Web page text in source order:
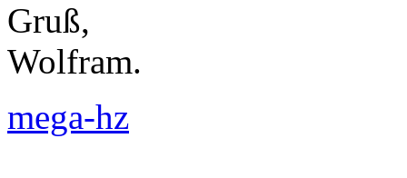
Gruß,
Wolfram.
mega-hz